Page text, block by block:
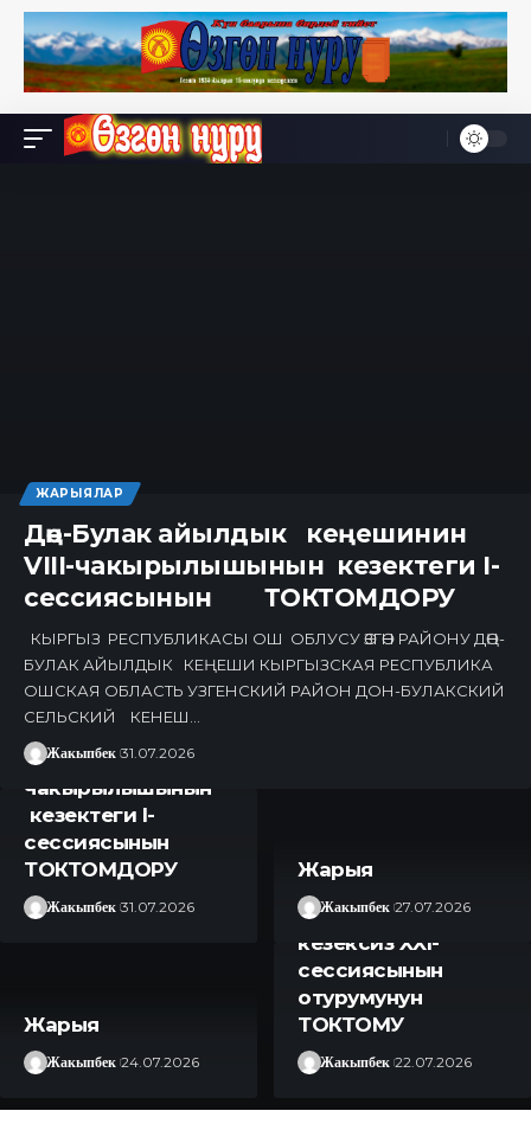
ЖАРЫЯЛАР
Дөң-Булак айылдык кеңешинин
VIII-чакырылышынын кезектеги I-
сессиясынын ТОКТОМДОРУ
КЫРГЫЗ РЕСПУБЛИКАСЫ ОШ ОБЛУСУ ӨЗГӨН РАЙОНУ ДӨҢ-
БУЛАК АЙЫЛДЫК КЕҢЕШИ КЫРГЫЗСКАЯ РЕСПУБЛИКА
ОШСКАЯ ОБЛАСТЬ УЗГЕНСКИЙ РАЙОН ДОН-БУЛАКСКИЙ
СЕЛЬСКИЙ КЕНЕШ…
Жакыпбек 31.07.2026
Дөң-Булак
кеңешинин VIII-
чакырылышынын
кезектеги I-
сессиясынын
ТОКТОМДОРУ
Жакыпбек 31.07.2026
Жарыя
Жакыпбек 27.07.2026
Жарыя
Жакыпбек 24.07.2026
Өзгөн шаардык
кеңешинин (VIII
чакырылышынын)
кезексиз XXI-
сессиясынын
отурумунун
ТОКТОМУ ​
Жакыпбек 22.07.2026